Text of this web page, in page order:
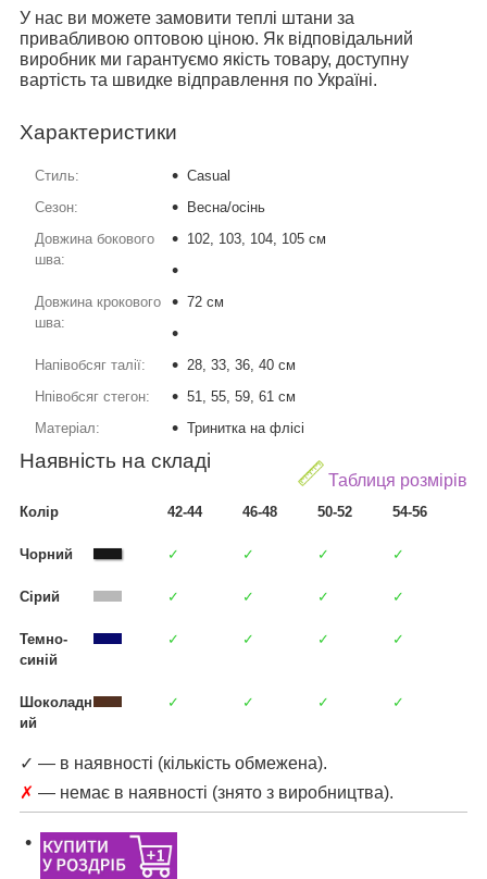
У нас ви можете замовити теплі штани за
привабливою оптовою ціною. Як відповідальний
виробник ми гарантуємо якість товару, доступну
вартість та швидке відправлення по Україні.
Характеристики
Стиль:
Casual
Сезон:
Весна/осінь
Довжина бокового
шва:
102, 103, 104, 105 см
Довжина крокового
шва:
72 см
Напівобсяг талії:
28, 33, 36, 40 см
Нпівобсяг стегон:
51, 55, 59, 61 см
Матеріал:
Тринитка на флісі
Таблиця розмірів
Наявність на складі
Колір 42-44 46-48 50-52 54-56
Чорний ✓ ✓ ✓ ✓
Сірий ✓ ✓ ✓ ✓
Темно-
синій
✓ ✓ ✓ ✓
Шоколадн
ий
✓ ✓ ✓ ✓
✓ — в наявності (кількість обмежена).
✗ — немає в наявності (знято з виробництва).